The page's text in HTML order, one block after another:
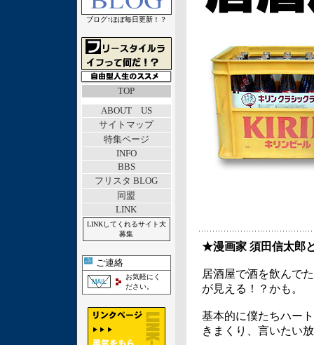
ブログ↑ほぼ毎日更新！？
TOP
ABOUT US
サイトマップ
特集ページ
INFO
BBS
フリスタ BLOG
同盟
LINK
LINKしてくれるサイト大
募集
ご連絡
お気軽にく
ださい。
★漫画家 須田信太郎
居酒屋で酒を飲んで
が見える！？かも。
基本的に僕たちハー
きまくり、言いたい